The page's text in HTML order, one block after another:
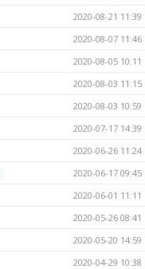
2020-08-21 11:39
2020-08-07 11:46
2020-08-05 10:11
2020-08-03 11:15
2020-08-03 10:59
2020-07-17 14:39
2020-06-26 11:24
2020-06-17 09:45
2020-06-01 11:11
2020-05-26 08:41
2020-05-20 14:59
2020-04-29 10:38